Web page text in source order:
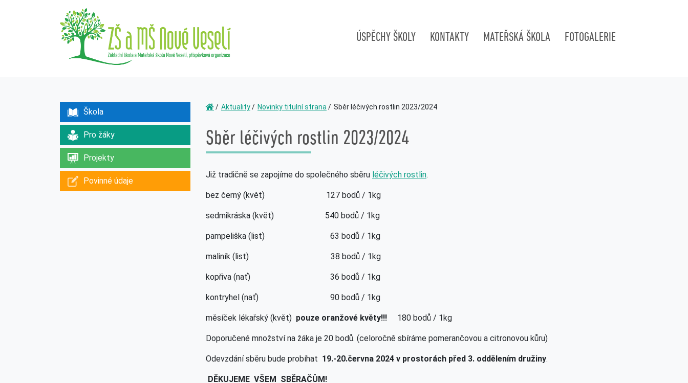
ÚSPĚCHY ŠKOLY KONTAKTY MATEŘSKÁ ŠKOLA FOTOGALERIE
Škola
Pro žáky
Projekty
Povinné údaje
Aktuality Novinky titulní strana Sběr léčivých rostlin 2023/2024
Sběr léčivých rostlin 2023/2024
Již tradičně se zapojíme do společného sběru léčivých rostlin.
bez černý (květ) 127 bodů / 1kg
sedmikráska (květ) 540 bodů / 1kg
pampeliška (list) 63 bodů / 1kg
maliník (list) 38 bodů / 1kg
kopřiva (nať) 36 bodů / 1kg
kontryhel (nať) 90 bodů / 1kg
měsíček lékařský (květ) pouze oranžové květy!!! 180 bodů / 1kg
Doporučené množství na žáka je 20 bodů. (celoročně sbíráme pomerančovou a citronovou kůru)
Odevzdání sběru bude probíhat 19.-20.června 2024 v prostorách před 3. oddělením družiny.
DĚKUJEME VŠEM SBĚRAČŮM!